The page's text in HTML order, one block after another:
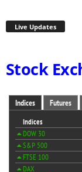
Live Updates
Stock